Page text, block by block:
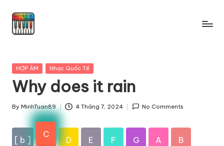
Skip
Posted
HỢP ÂM Nhạc Quốc Tế
Why does it rain
Posted
By MinhTuan89 4 Tháng 7, 2024 No Comments
[ b ]
C
D E F G A B